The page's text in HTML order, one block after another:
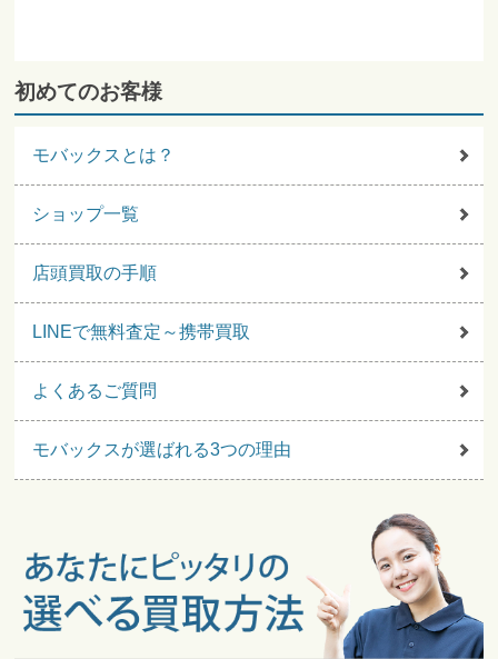
初めてのお客様
モバックスとは？
ショップ一覧
店頭買取の手順
LINEで無料査定～携帯買取
よくあるご質問
モバックスが選ばれる3つの理由